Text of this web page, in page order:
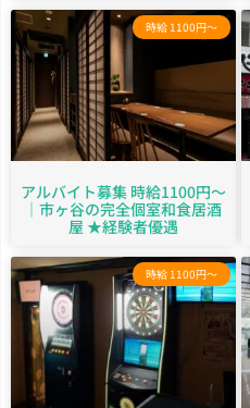
時給 1100円～
アルバイト募集 時給1100円〜
｜市ヶ谷の完全個室和食居酒
屋 ★経験者優遇
時給 1100円～